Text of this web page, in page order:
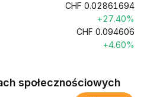
CHF 0.02861694
+27.40%
CHF 0.094606
+4.60%
społecznościowych